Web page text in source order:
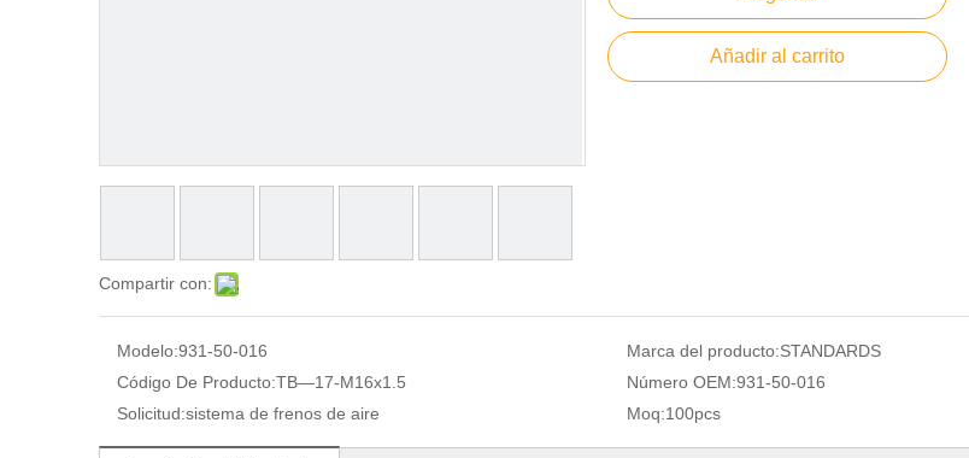
Compartir con:
Añadir al carrito
Modelo:931-50-016 Marca del producto:STANDARDS
Código De Producto:TB—17-M16x1.5 Número OEM:931-50-016
Solicitud:sistema de frenos de aire Moq:100pcs